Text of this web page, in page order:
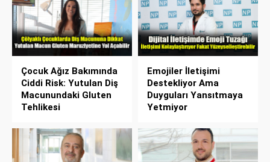
Çocuk Ağız Bakımında
Ciddi Risk: Yutulan Diş
Macunundaki Gluten
Tehlikesi
Emojiler İletişimi
Destekliyor Ama
Duyguları Yansıtmaya
Yetmiyor